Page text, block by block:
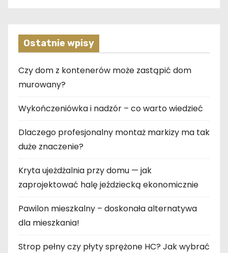
Ostatnie wpisy
Czy dom z kontenerów może zastąpić dom
murowany?
Wykończeniówka i nadzór – co warto wiedzieć
Dlaczego profesjonalny montaż markizy ma tak
duże znaczenie?
Kryta ujeżdżalnia przy domu — jak
zaprojektować halę jeździecką ekonomicznie
Pawilon mieszkalny – doskonała alternatywa
dla mieszkania!
Strop pełny czy płyty sprężone HC? Jak wybrać